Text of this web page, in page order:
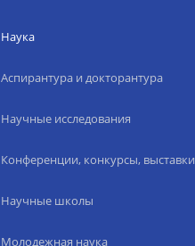
Наука
Аспирантура и докторантура
Научные исследования
Конференции, конкурсы, выставки
Научные школы
Молодежная наука